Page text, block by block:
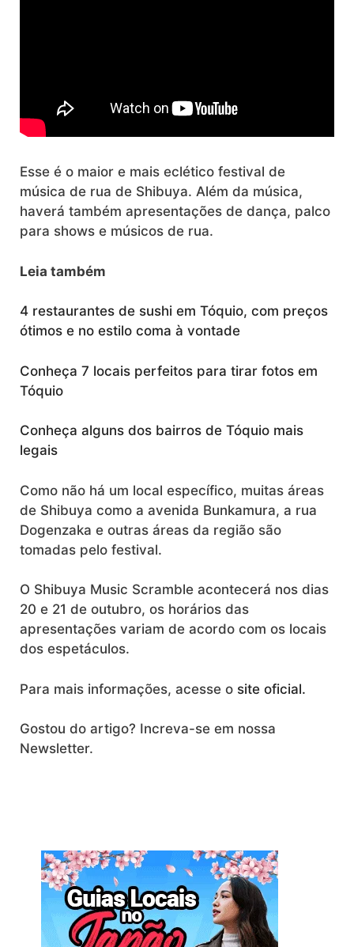
Esse é o maior e mais eclético festival de
música de rua de Shibuya. Além da música,
haverá também apresentações de dança, palco
para shows e músicos de rua.
Leia também
4 restaurantes de sushi em Tóquio, com preços
ótimos e no estilo coma à vontade
Conheça 7 locais perfeitos para tirar fotos em
Tóquio
Conheça alguns dos bairros de Tóquio mais
legais
Como não há um local específico, muitas áreas
de Shibuya como a avenida Bunkamura, a rua
Dogenzaka e outras áreas da região são
tomadas pelo festival.
O Shibuya Music Scramble acontecerá nos dias
20 e 21 de outubro, os horários das
apresentações variam de acordo com os locais
dos espetáculos.
Para mais informações, acesse o site oficial.
Gostou do artigo? Increva-se em nossa
Newsletter.